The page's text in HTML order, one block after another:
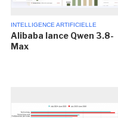
INTELLIGENCE ARTIFICIELLE
Alibaba lance Qwen 3.8-
Max